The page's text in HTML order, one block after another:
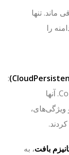
تنها
را
)
:
. آنها
بافت، به